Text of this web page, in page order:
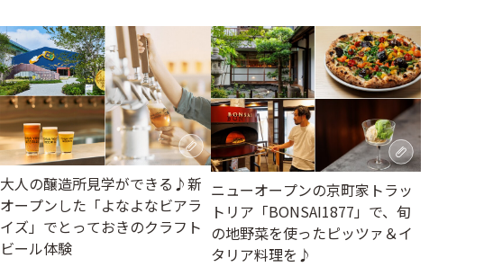
大人の醸造所見学ができる♪新
オープンした「よなよなビアラ
イズ」でとっておきのクラフト
ビール体験
ニューオープンの京町家トラッ
トリア「BONSAI1877」で、旬
の地野菜を使ったピッツァ＆イ
タリア料理を♪